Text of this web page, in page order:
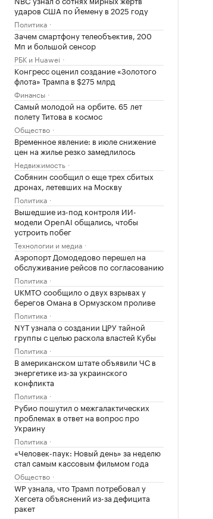
ударов США по Йемену в 2025 году
Политика
Зачем смартфону телеобъектив, 200
Мп и большой сенсор
РБК и Huawei
Конгресс оценил создание «Золотого
флота» Трампа в $275 млрд
Финансы
Самый молодой на орбите. 65 лет
полету Титова в космос
Общество
Временное явление: в июле снижение
цен на жилье резко замедлилось
Недвижимость
Собянин сообщил о еще трех сбитых
дронах, летевших на Москву
Политика
Вышедшие из-под контроля ИИ-
модели OpenAI общались, чтобы
устроить побег
Технологии и медиа
Аэропорт Домодедово перешел на
обслуживание рейсов по согласованию
Политика
UKMTO сообщило о двух взрывах у
берегов Омана в Ормузском проливе
Политика
NYT узнала о создании ЦРУ тайной
группы с целью раскола властей Кубы
Политика
В американском штате объявили ЧС в
энергетике из-за украинского
конфликта
Политика
Рубио пошутил о межгалактических
проблемах в ответ на вопрос про
Украину
Политика
«Человек-паук: Новый день» за неделю
стал самым кассовым фильмом года
Общество
WP узнала, что Трамп потребовал у
Хегсета объяснений из-за дефицита
ракет